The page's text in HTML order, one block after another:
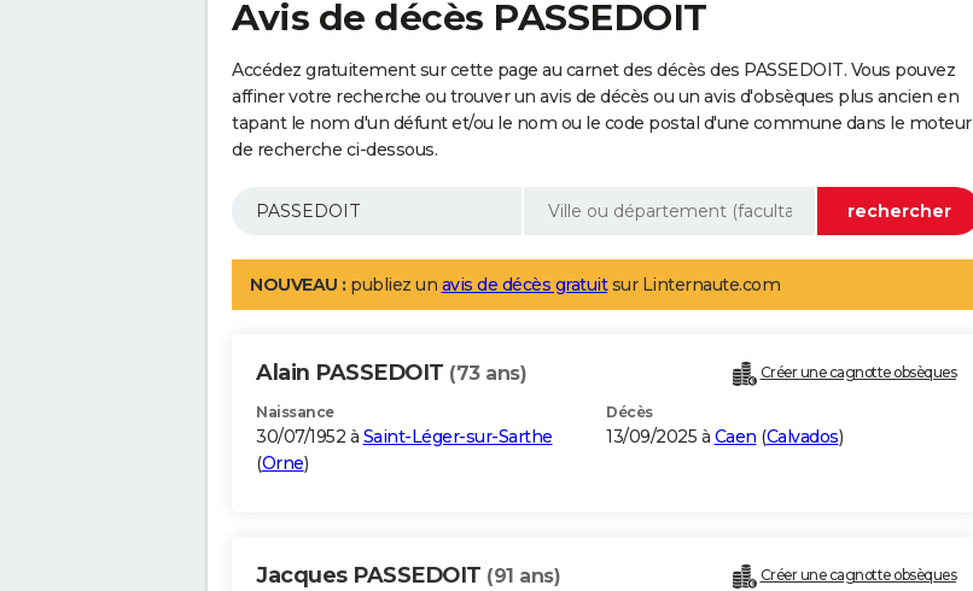
Avis de décès PASSEDOIT
Accédez gratuitement sur cette page au carnet des décès des PASSEDOIT. Vous pouvez
affiner votre recherche ou trouver un avis de décès ou un avis d'obsèques plus ancien en
tapant le nom d'un défunt et/ou le nom ou le code postal d'une commune dans le moteur
de recherche ci-dessous.
NOUVEAU : publiez un avis de décès gratuitsur Linternaute.com
Alain PASSEDOIT (73 ans) Créer une cagnotte obsèques
Naissance
30/07/1952 à Saint-Léger-sur-Sarthe
(Orne)
Décès
13/09/2025 à Caen (Calvados)
Jacques PASSEDOIT (91 ans) Créer une cagnotte obsèques